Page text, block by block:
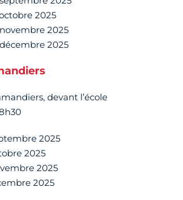
2025
2025
2025
devant l’école
2025
2025
2025
2025